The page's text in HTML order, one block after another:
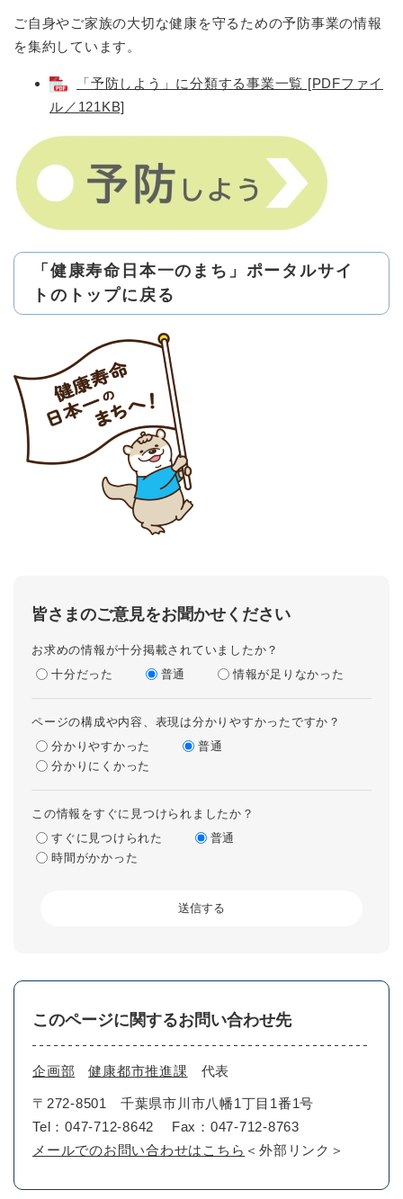
ご自身やご家族の大切な健康を守るための予防事業の情報
を集約しています。
「予防しよう」に分類する事業一覧 [PDFファイ
ル／121KB]
「健康寿命日本一のまち」ポータルサイ
トのトップに戻る
皆さまのご意見をお聞かせください
お求めの情報が十分掲載されていましたか？
十分だった
普通 情報が足りなかった
ページの構成や内容、表現は分かりやすかったですか？
分かりやすかった
普通
分かりにくかった
この情報をすぐに見つけられましたか？
すぐに見つけられた
普通
時間がかかった
このページに関するお問い合わせ先
企画部 健康都市推進課 代表
〒272-8501
千葉県市川市八幡1丁目1番1号
Tel：047-712-8642
Fax：047-712-8763
メールでのお問い合わせはこちら ＜外部リンク＞